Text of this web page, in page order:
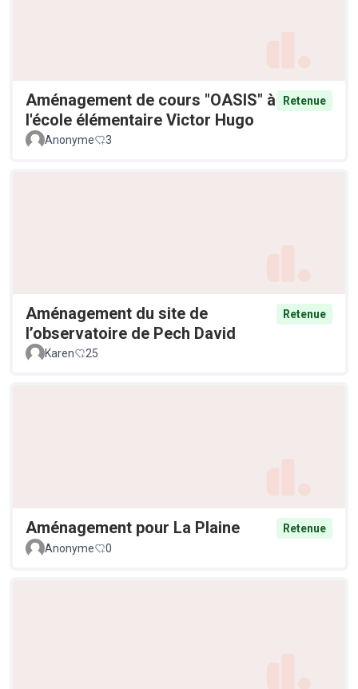
Aménagement de cours "OASIS" à
l'école élémentaire Victor Hugo
Retenue
Anonyme 3
Aménagement du site de
l’observatoire de Pech David
Retenue
Karen 25
Aménagement pour La Plaine
Retenue
Anonyme
0